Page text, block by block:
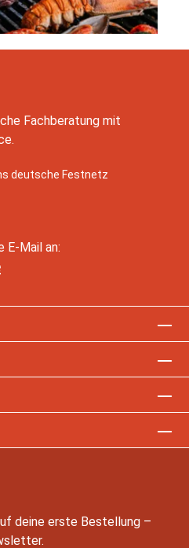
Fachberatung mit
deutsche Festnetz
E-Mail an:
deine erste Bestellung –